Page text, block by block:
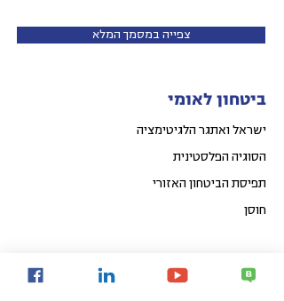
צפייה במסמך המלא
ביטחון לאומי
ישראל ואתגר הלגיטימציה
הסוגיה הפלסטינית
תפיסת הביטחון האזורי
חוסן
העם היהודי